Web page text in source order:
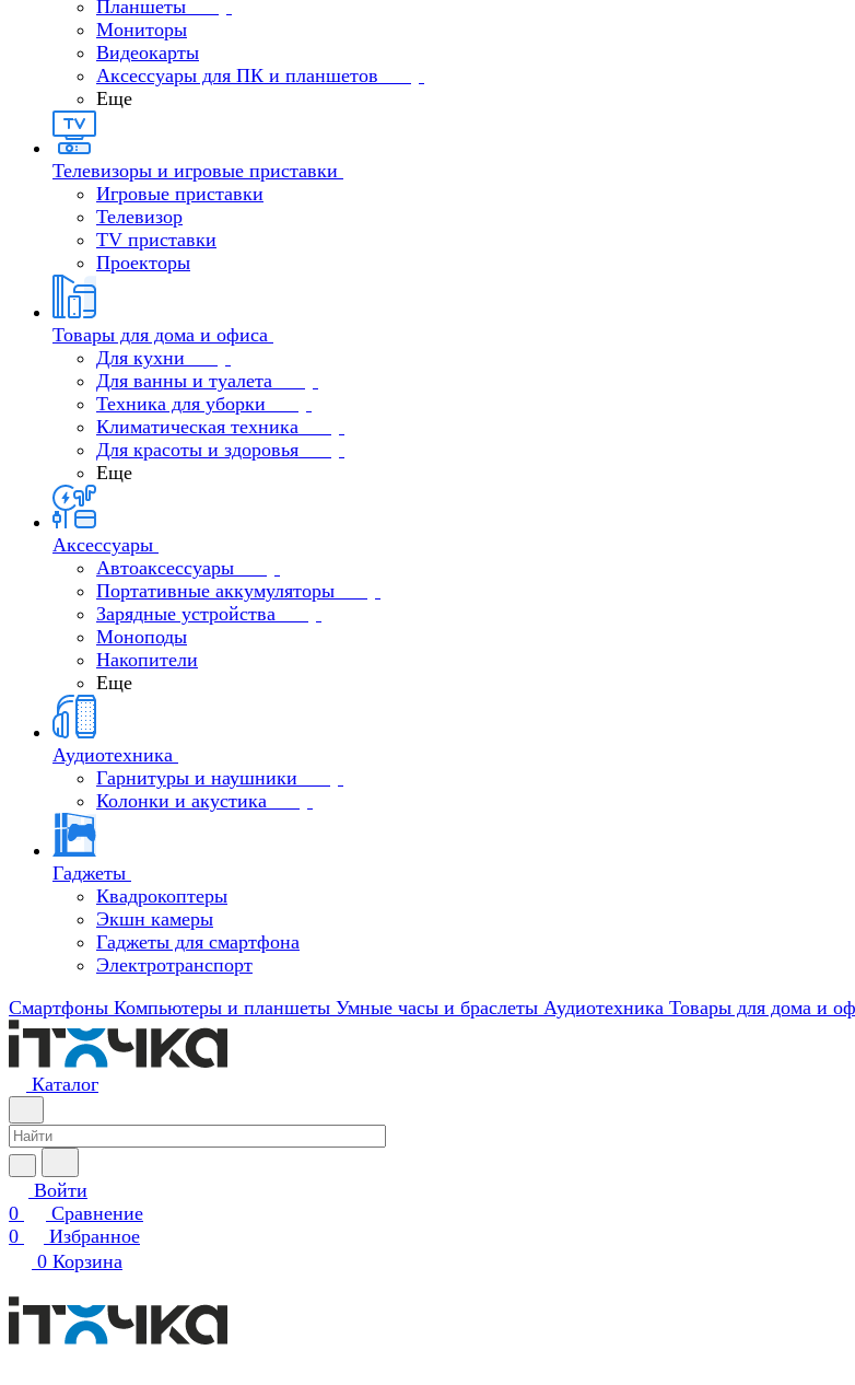
Планшеты
Мониторы
Видеокарты
Аксессуары для ПК и планшетов
Еще
Телевизоры и игровые приставки
Игровые приставки
Телевизор
TV приставки
Проекторы
Товары для дома и офиса
Для кухни
Для ванны и туалета
Техника для уборки
Климатическая техника
Для красоты и здоровья
Еще
Аксессуары
Автоаксессуары
Портативные аккумуляторы
Зарядные устройства
Моноподы
Накопители
Еще
Аудиотехника
Гарнитуры и наушники
Колонки и акустика
Гаджеты
Квадрокоптеры
Экшн камеры
Гаджеты для смартфона
Электротранспорт
Смартфоны Компьютеры и планшеты Умные часы и браслеты Аудиотехника Товары для дома и
Каталог
Войти
0
Сравнение
0
Избранное
0 Корзина